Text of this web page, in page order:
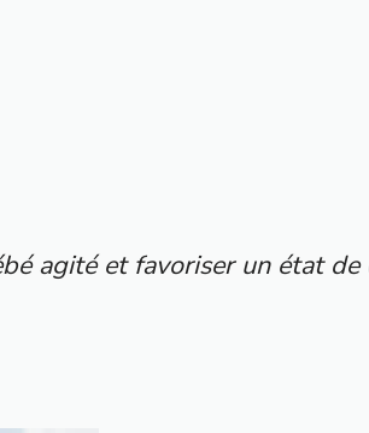
agité et favoriser un état de